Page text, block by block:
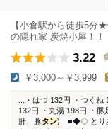
【小倉駅から徒歩5分
の隠れ家 炭焼小屋！！
3.22
￥3,000～￥3,999
...・はつ 132円 ・つく
132円 ・丸湯 198円 ・
肝、豚タン) ■◆◇ とり